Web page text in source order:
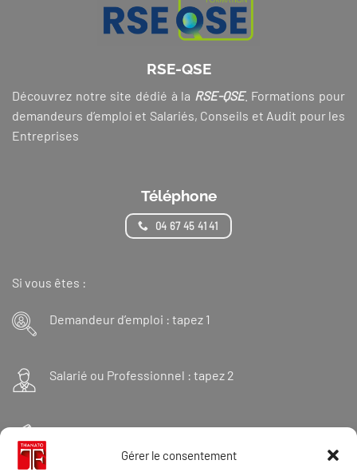
Gérer le consentement
RSE-QSE
Découvrez notre site dédié à la RSE-QSE. Formations pour
demandeurs d’emploi et Salariés, Conseils et Audit pour les
Entreprises
Téléphone
04 67 45 41 41
Si vous êtes :
Demandeur d’emploi : tapez 1
Salarié ou Professionnel : tapez 2
Financeur : tapez 3